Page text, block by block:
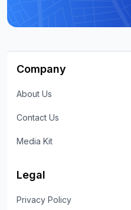
Company
About Us
Contact Us
Media Kit
Legal
Privacy Policy